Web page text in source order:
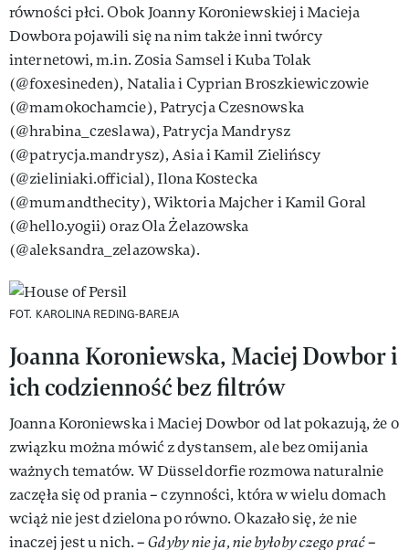
równości płci. Obok Joanny Koroniewskiej i Macieja
Dowbora pojawili się na nim także inni twórcy
internetowi, m.in. Zosia Samsel i Kuba Tolak
(@foxesineden), Natalia i Cyprian Broszkiewiczowie
(@mamokochamcie), Patrycja Czesnowska
(@hrabina_czeslawa), Patrycja Mandrysz
(@patrycja.mandrysz), Asia i Kamil Zielińscy
(@zieliniaki.official), Ilona Kostecka
(@mumandthecity), Wiktoria Majcher i Kamil Goral
(@hello.yogii) oraz Ola Żelazowska
(@aleksandra_zelazowska).
FOT. KAROLINA REDING-BAREJA
Joanna Koroniewska, Maciej Dowbor i
ich codzienność bez filtrów
Joanna Koroniewska i Maciej Dowbor od lat pokazują, że o
związku można mówić z dystansem, ale bez omijania
ważnych tematów. W Düsseldorfie rozmowa naturalnie
zaczęła się od prania – czynności, która w wielu domach
wciąż nie jest dzielona po równo. Okazało się, że nie
inaczej jest u nich. –Gdyby nie ja, nie byłoby czego prać–